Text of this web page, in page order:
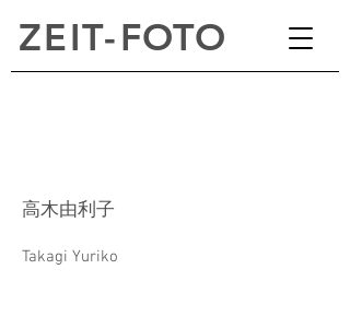
ZEIT-FOTO
高木由利子
Takagi Yuriko